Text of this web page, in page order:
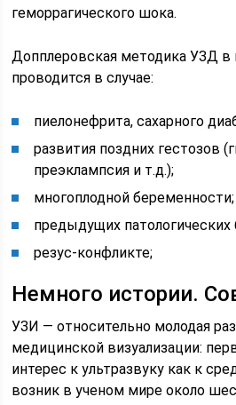
геморрагического шока.
Допплеровская методика УЗД в
проводится в случае:
пиелонефрита, сахарного
развития поздних гестозов
преэклампсия и т.д.);
многоплодной беременности;
предыдущих патологических
резус-конфликте;
Немного истории.
УЗИ — относительно молодая
медицинской визуализации:
интерес к ультразвуку как к
возник в ученом мире около